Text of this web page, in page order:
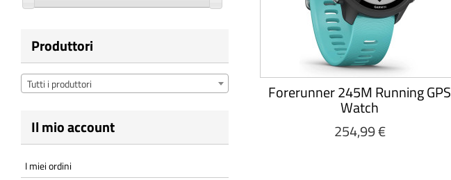
Produttori
Tutti i produttori
Il mio account
I miei ordini
Forerunner 245M Running GPS
Watch
254,99 €